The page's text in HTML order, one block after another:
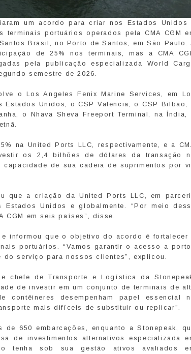
um acordo para criar nos Estados Unidos
portuários operados pela CMA CGM
Brasil, no Porto de Santos, em São Paulo.
de 25% nos terminais, mas a CMA
pela publicação especializada World
semestre de 2026.
o Los Angeles Fenix Marine Services, em
Estados Unidos, o CSP Valencia, o CSP Bilbao,
o Nhava Sheva Freeport Terminal, na Índia,
na United Ports LLC, respectivamente, e a
os 2,4 bilhões de dólares da transação
de sua cadeia de suprimentos por
que a criação da United Ports LLC, em
Unidos e globalmente. “Por meio
CGM em seis países”, disse.
informou que o objetivo do acordo é fortalecer
portuários. “Vamos garantir o acesso a
serviço para nossos clientes”, explicou.
chefe de Transporte e Logística da
de investir em um conjunto de terminais de
contêineres desempenham papel essencial
mais difíceis de substituir ou replicar”.
650 embarcações, enquanto a Stonepeak,
de investimentos alternativos especializada
tenha sob sua gestão ativos avaliados